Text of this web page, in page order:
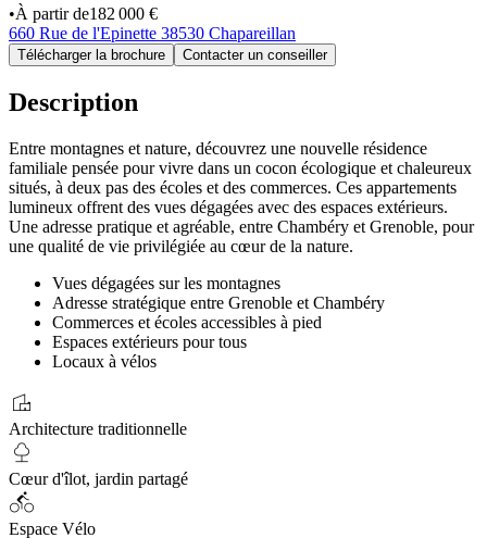
•À partir de182 000 €
660 Rue de l'Epinette 38530 Chapareillan
Télécharger la brochure Contacter un conseiller
Description
Entre montagnes et nature, découvrez une nouvelle résidence
familiale pensée pour vivre dans un cocon écologique et chaleureux
situés, à deux pas des écoles et des commerces. Ces appartements
lumineux offrent des vues dégagées avec des espaces extérieurs.
Une adresse pratique et agréable, entre Chambéry et Grenoble, pour
une qualité de vie privilégiée au cœur de la nature.
Vues dégagées sur les montagnes
Adresse stratégique entre Grenoble et Chambéry
Commerces et écoles accessibles à pied
Espaces extérieurs pour tous
Locaux à vélos
villa
Architecture traditionnelle
nature
Cœur d'îlot, jardin partagé
directions_bike
Espace Vélo